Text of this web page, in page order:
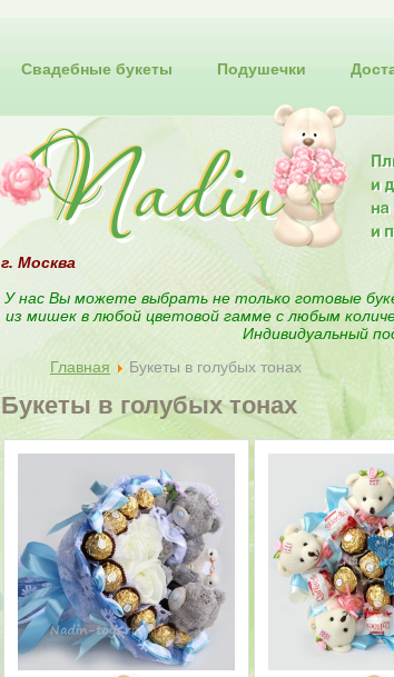
Свадебные букеты Подушечки
г. Москва
У нас Вы можете выбрать не только готовые
из мишек в любой цветовой гамме с любым
Индивидуальный
Главная
Букеты в голубых тонах
Букеты в голубых тонах